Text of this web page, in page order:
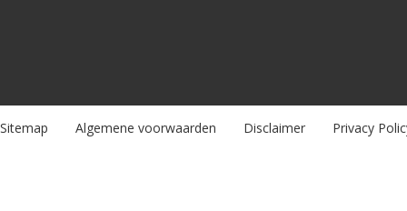
Sitemap Algemene voorwaarden Disclaimer Privacy